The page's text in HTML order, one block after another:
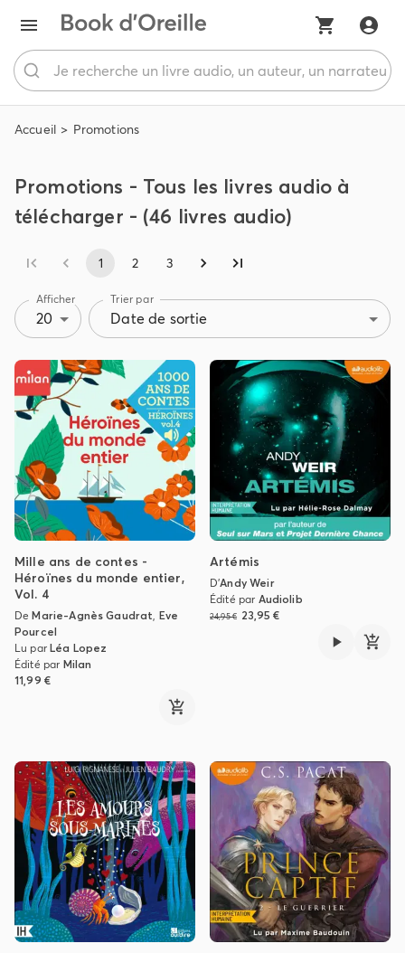
Accueil Promotions
Promotions - Tous les livres audio à
télécharger - (46 livres audio)
1 2 3
Afficher
20
Trier par
Date de sortie
Mille ans de contes -
Héroïnes du monde entier,
Vol. 4
DeMarie-Agnès Gaudrat, Eve
Pourcel
Lu parLéa Lopez
Édité par Milan
11,99 €
Artémis
D'Andy Weir
Édité par Audiolib
24,95 € 23,95 €